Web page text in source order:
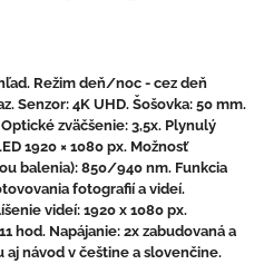
Režim deň/noc - cez deň
Senzor: 4K UHD. Šošovka: 50 mm.
zväčšenie: 3,5x. Plynulý
1920 × 1080 px. Možnosť
balenia): 850/940 nm. Funkcia
fotografií a videí.
videí: 1920 x 1080 px.
hod. Napájanie: 2x zabudovaná a
aj návod v češtine a slovenčine.